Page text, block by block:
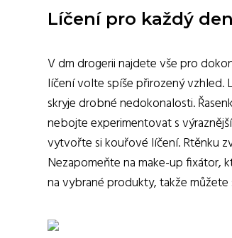
Líčení pro každý
V dm drogerii najdete vše pro
líčení volte spíše přirozený vzhled.
skryje drobné nedokonalosti.
nebojte experimentovat s
vytvořte si kouřové líčení. Rtěnku
Nezapomeňte na make-up fixátor,
na vybrané produkty, takže